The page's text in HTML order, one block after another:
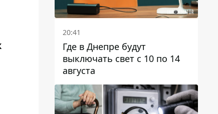
20:41
Где в Днепре будут
выключать свет с 10 по 14
августа